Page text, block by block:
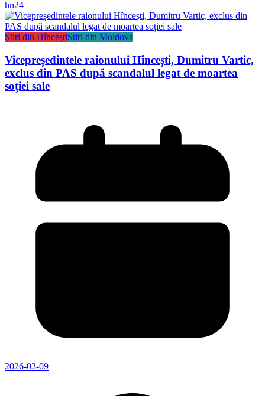
hn24
Știri din HînceștiȘtiri din Moldova
Vicepreședintele raionului Hîncești, Dumitru Vartic,
exclus din PAS după scandalul legat de moartea
soției sale
2026-03-09